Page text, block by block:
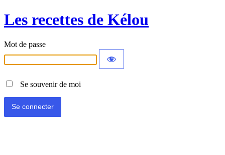
Les recettes de Kélou
Mot de passe
Se souvenir de moi